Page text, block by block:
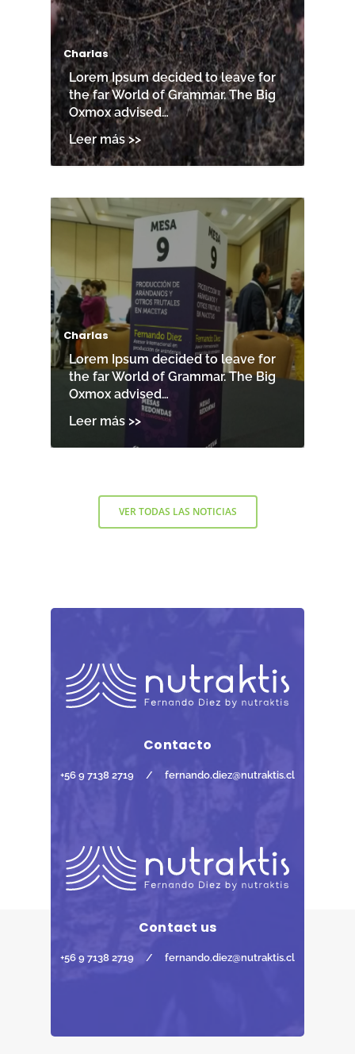
Charlas
Lorem Ipsum decided to leave for
the far World of Grammar. The Big
Oxmox advised…
Charlas
Lorem Ipsum decided to leave for
the far World of Grammar. The Big
Oxmox advised…
VER TODAS LAS NOTICIAS
Contacto
+56 9 7138 2719 / fernando.diez@nutraktis.cl
Contact us
+56 9 7138 2719 / fernando.diez@nutraktis.cl